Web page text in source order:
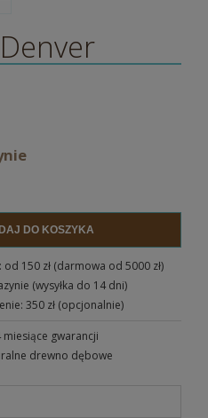
DO KOSZYKA
150 zł (darmowa od 5000 zł)
(wysyłka do 14 dni)
350 zł (opcjonalnie)
miesiące gwarancji
drewno dębowe